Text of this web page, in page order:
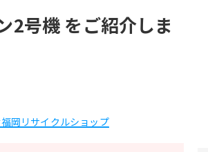
2号機 をご紹介しま
岡リサイクルショップ